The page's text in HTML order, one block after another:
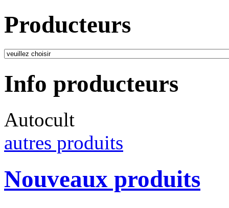
Producteurs
Info producteurs
Autocult
autres produits
Nouveaux produits